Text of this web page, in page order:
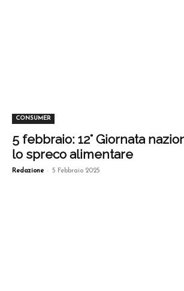
CONSUMER
5 febbraio: 12° Giornata
lo spreco alimentare
Redazione - 5 Febbraio 2025